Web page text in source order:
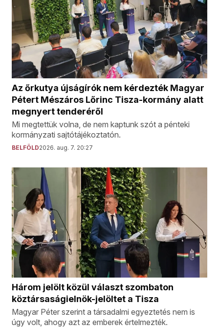
Az őrkutya újságírók nem kérdezték Magyar
Pétert Mészáros Lőrinc Tisza-kormány alatt
megnyert tenderéről
Mi megtettük volna, de nem kaptunk szót a pénteki
kormányzati sajtótájékoztatón.
BELFÖLD2026. aug. 7. 20:27
Három jelölt közül választ szombaton
köztársaságielnök-jelöltet a Tisza
Magyar Péter szerint a társadalmi egyeztetés nem is
úgy volt, ahogy azt az emberek értelmezték.